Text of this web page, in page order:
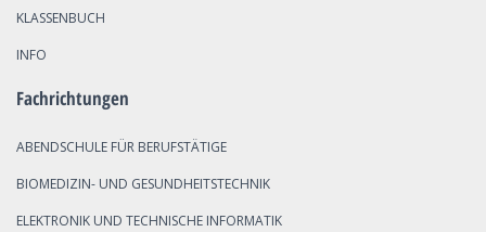
KLASSENBUCH
INFO
Fachrichtungen
ABENDSCHULE FÜR BERUFSTÄTIGE
BIOMEDIZIN- UND GESUNDHEITSTECHNIK
ELEKTRONIK UND TECHNISCHE INFORMATIK